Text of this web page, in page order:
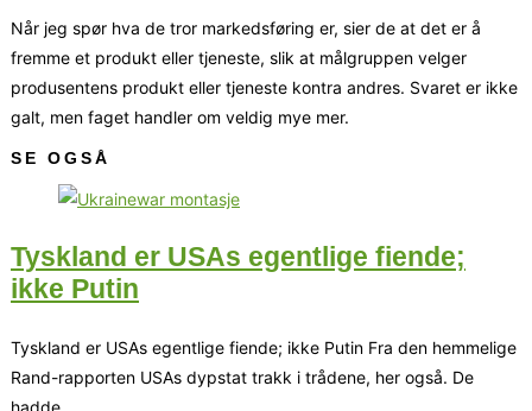
Når jeg spør hva de tror markedsføring er, sier de at det er å
fremme et produkt eller tjeneste, slik at målgruppen velger
produsentens produkt eller tjeneste kontra andres. Svaret er ikke
galt, men faget handler om veldig mye mer.
SE OGSÅ
Tyskland er USAs egentlige fiende;
ikke Putin
Tyskland er USAs egentlige fiende; ikke Putin Fra den hemmelige
Rand-rapporten USAs dypstat trakk i trådene, her også. De
hadde